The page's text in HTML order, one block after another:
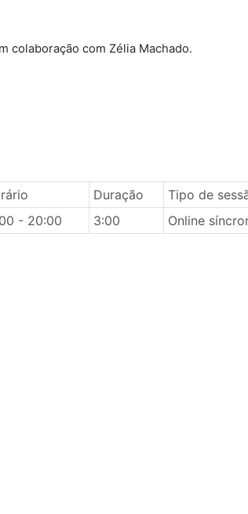
colaboração com Zélia Machado.
Duração
Tipo de
- 20:00 3:00 Online